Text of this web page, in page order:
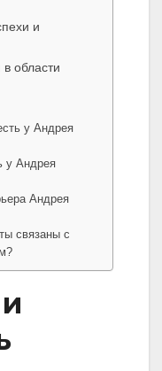
и
области
у Андрея
у Андрея
Андрея
связаны с